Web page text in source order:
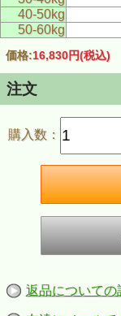
40-50kg
50-60kg
価格:16,830円(税込)
注文
購入数：
返品についての